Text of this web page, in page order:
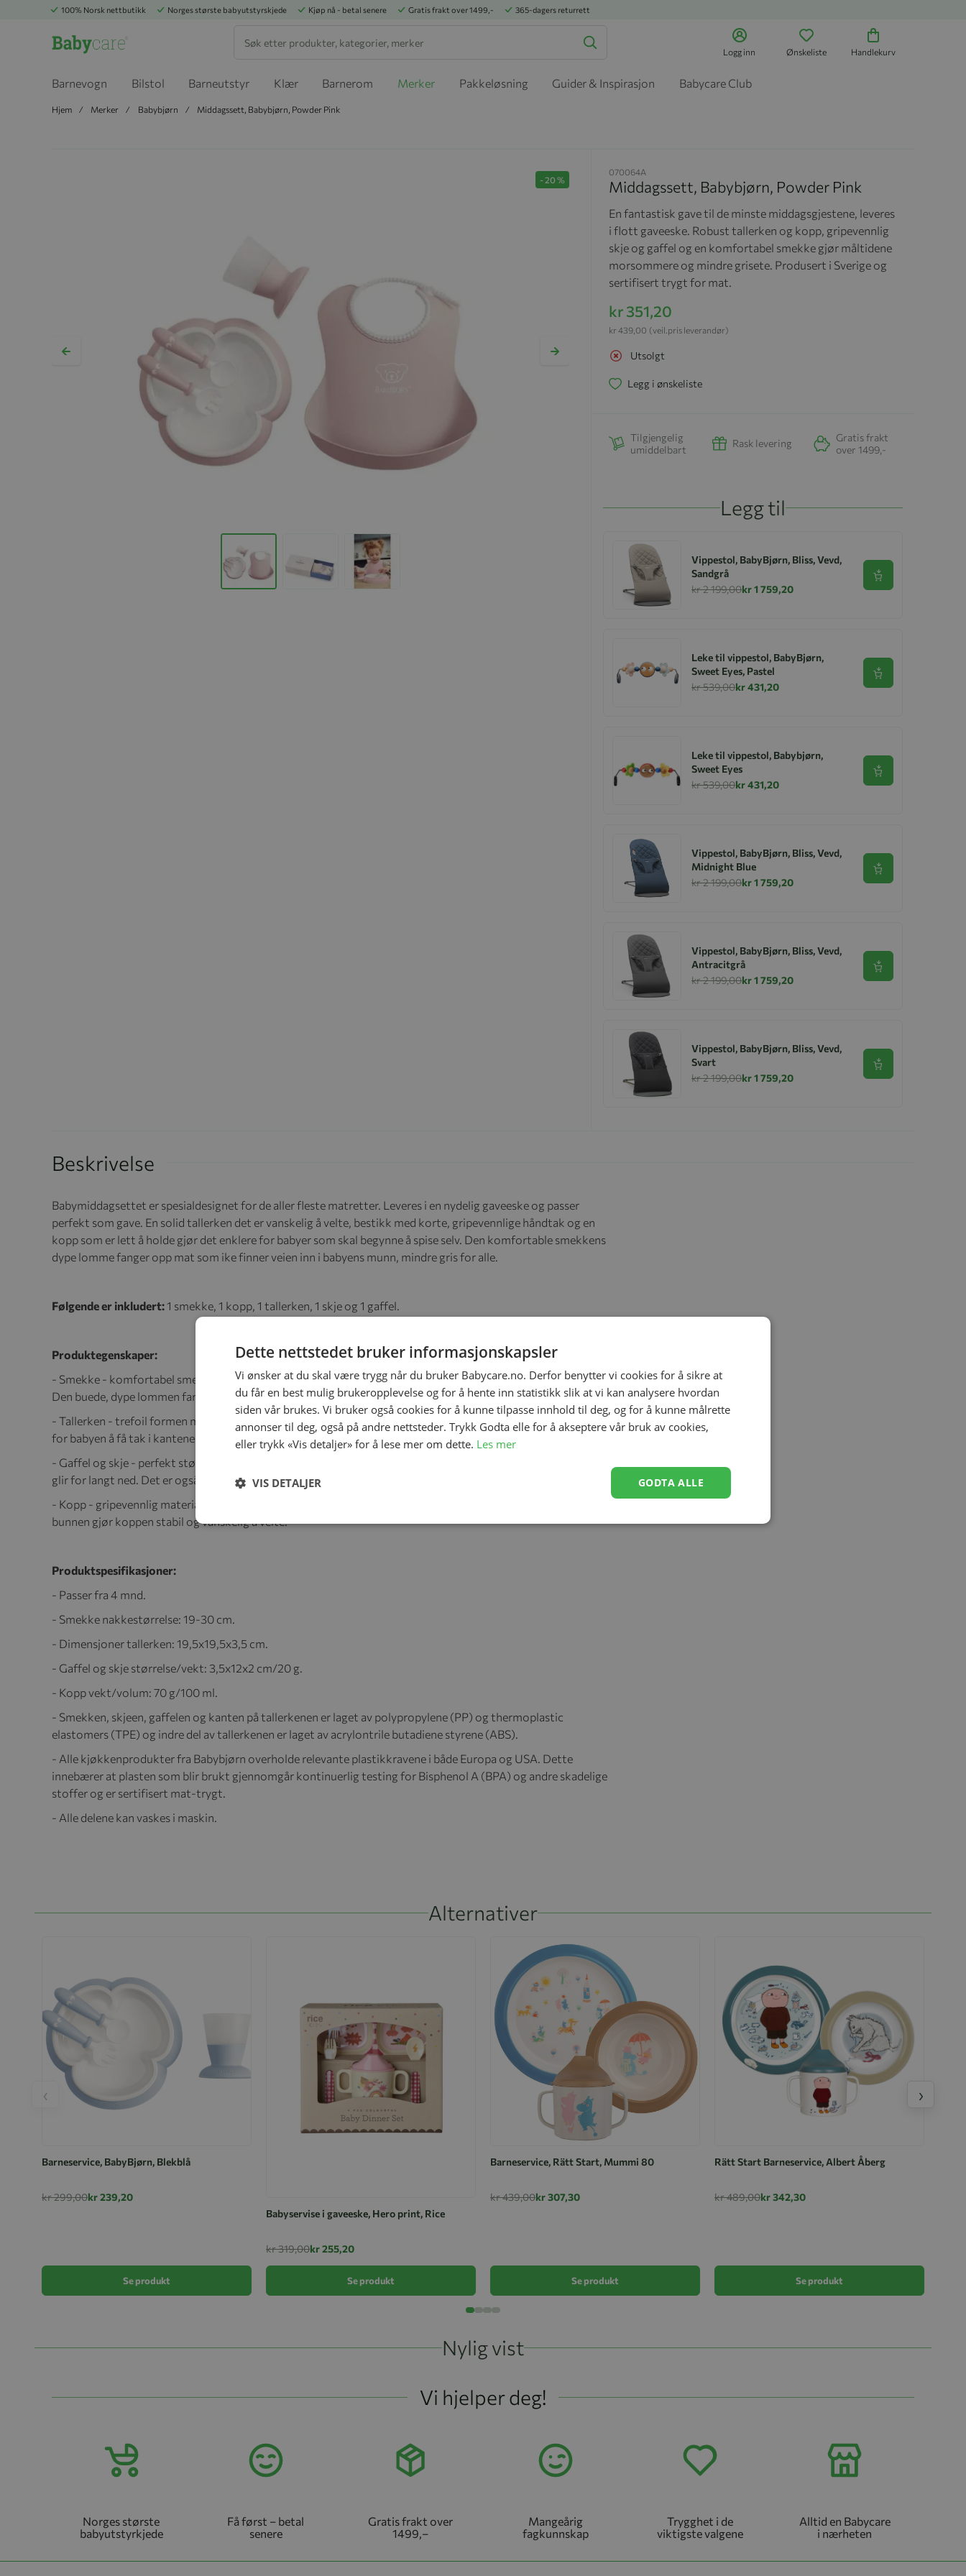
100% Norsk nettbutikk Norges største babyutstyrskjede Kjøp nå - betal senere Gratis frakt over 1499,- 365-dagers returrett
Logg inn Ønskeliste Handlekurv
Barnevogn Bilstol Barneutstyr Klær Barnerom Merker Pakkeløsning Guider & Inspirasjon Babycare Club
Hjem Merker Babybjørn Middagssett, Babybjørn, Powder Pink
-20 %
070064A
Middagssett, Babybjørn, Powder Pink
En fantastisk gave til de minste middagsgjestene, leveres
i flott gaveeske. Robust tallerken og kopp, gripevennlig
skje og gaffel og en komfortabel smekke gjør måltidene
morsommere og mindre grisete. Produsert i Sverige og
sertifisert trygt for mat.
kr 351,20
(veil.pris leverandør)
kr 439,00
Utsolgt
Legg i ønskeliste
Tilgjengelig
umiddelbart
Rask levering
Gratis frakt
over 1499,-
Legg til
Vippestol, BabyBjørn, Bliss, Vevd,
Sandgrå
kr 2 199,00kr 1 759,20
Se produkt
Leke til vippestol, BabyBjørn,
Sweet Eyes, Pastel
kr 539,00kr 431,20
Se produkt
Leke til vippestol, Babybjørn,
Sweet Eyes
kr 539,00kr 431,20
Se produkt
Vippestol, BabyBjørn, Bliss, Vevd,
Midnight Blue
kr 2 199,00kr 1 759,20
Se produkt
Vippestol, BabyBjørn, Bliss, Vevd,
Antracitgrå
kr 2 199,00kr 1 759,20
Se produkt
Vippestol, BabyBjørn, Bliss, Vevd,
Svart
kr 2 199,00kr 1 759,20
Se produkt
Beskrivelse
Babymiddagsettet er spesialdesignet for de aller fleste matretter. Leveres i en nydelig gaveeske og passer
perfekt som gave. En solid tallerken det er vanskelig å velte, bestikk med korte, gripevennlige håndtak og en
kopp som er lett å holde gjør det enklere for babyer som skal begynne å spise selv. Den komfortable smekkens
dype lomme fanger opp mat som ike finner veien inn i babyens munn, mindre gris for alle.
Følgende er inkludert:1 smekke, 1 kopp, 1 tallerken, 1 skje og 1 gaffel.
Produktegenskaper:
- Smekke - komfortabel smekke med justerbar nakkebånds, slik at du kan tilpasse den til din voksende baby.
Den buede, dype lommen fanger søl.
- Tallerken - trefoil formen med kanter gjør det enkelt for babyen å få opp maten. Designet gjør det vanskelig
for babyen å få tak i kantene eller velte den. Gummibåndet under holder tallerkenen fast på bordet.
- Gaffel og skje - perfekt størrelse for små hender. Ringen på bunnen av håndtaket forhindrer at barnets hånd
glir for langt ned. Det er også et spor på baksiden av håndtaket som stopper de fra å falle ned i tallerkenen.
- Kopp - gripevennlig materiale som gjør det enkelt for babyen å drikke på egenhånd. Formen og den brede
bunnen gjør koppen stabil og vanskelig å velte.
Produktspesifikasjoner:
- Passer fra 4 mnd.
- Smekke nakkestørrelse: 19-30 cm.
- Dimensjoner tallerken: 19,5x19,5x3,5 cm.
- Gaffel og skje størrelse/vekt: 3,5x12x2 cm/20 g.
- Kopp vekt/volum: 70 g/100 ml.
- Smekken, skjeen, gaffelen og kanten på tallerkenen er laget av polypropylene (PP) og thermoplastic
elastomers (TPE) og indre del av tallerkenen er laget av acrylontrile butadiene styrene (ABS).
- Alle kjøkkenprodukter fra Babybjørn overholde relevante plastikkravene i både Europa og USA. Dette
innebærer at plasten som blir brukt gjennomgår kontinuerlig testing for Bisphenol A (BPA) og andre skadelige
stoffer og er sertifisert mat-trygt.
- Alle delene kan vaskes i maskin.
Alternativer
Barneservice, BabyBjørn, Blekblå
kr 299,00kr 239,20
Se produkt
Babyservise i gaveeske, Hero print, Rice
kr 319,00kr 255,20
Se produkt
Barneservice, Rätt Start, Mummi 80
kr 439,00kr 307,30
Se produkt
Rätt Start Barneservice, Albert Åberg
kr 489,00kr 342,30
Se produkt
‹ ›
Nylig vist
Vi hjelper deg!
Norges største
babyutstyrkjede
Få først – betal
senere
Gratis frakt over
1499,–
Mangeårig
fagkunnskap
Trygghet i de
viktigste valgene
Alltid en Babycare
i nærheten
Dette nettstedet bruker informasjonskapsler
Vi ønsker at du skal være trygg når du bruker Babycare.no. Derfor benytter vi cookies for å sikre at
du får en best mulig brukeropplevelse og for å hente inn statistikk slik at vi kan analysere hvordan
siden vår brukes. Vi bruker også cookies for å kunne tilpasse innhold til deg, og for å kunne målrette
annonser til deg, også på andre nettsteder. Trykk Godta elle for å akseptere vår bruk av cookies,
eller trykk «Vis detaljer» for å lese mer om dette. Les mer
GODTA ALLE
VIS DETALJER